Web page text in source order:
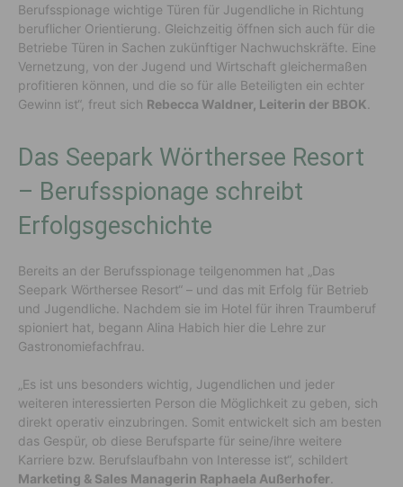
Berufsspionage wichtige Türen für Jugendliche in Richtung
beruflicher Orientierung. Gleichzeitig öffnen sich auch für die
Betriebe Türen in Sachen zukünftiger Nachwuchskräfte. Eine
Vernetzung, von der Jugend und Wirtschaft gleichermaßen
profitieren können, und die so für alle Beteiligten ein echter
Gewinn ist“, freut sich Rebecca Waldner, Leiterin der BBOK
Das Seepark Wörthersee Resort
– Berufsspionage schreibt
Erfolgsgeschichte
Bereits an der Berufsspionage teilgenommen hat „Das
Seepark Wörthersee Resort“ – und das mit Erfolg für Betrieb
und Jugendliche. Nachdem sie im Hotel für ihren Traumberuf
spioniert hat, begann Alina Habich hier die Lehre zur
Gastronomiefachfrau.
„Es ist uns besonders wichtig, Jugendlichen und jeder
weiteren interessierten Person die Möglichkeit zu geben, sich
direkt operativ einzubringen. Somit entwickelt sich am besten
das Gespür, ob diese Berufsparte für seine/ihre weitere
Karriere bzw. Berufslaufbahn von Interesse ist“, schildert
Marketing & Sales Managerin Raphaela Außerhofer